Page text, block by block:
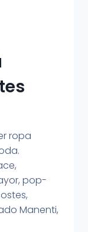
ropa
pop-
Manenti,